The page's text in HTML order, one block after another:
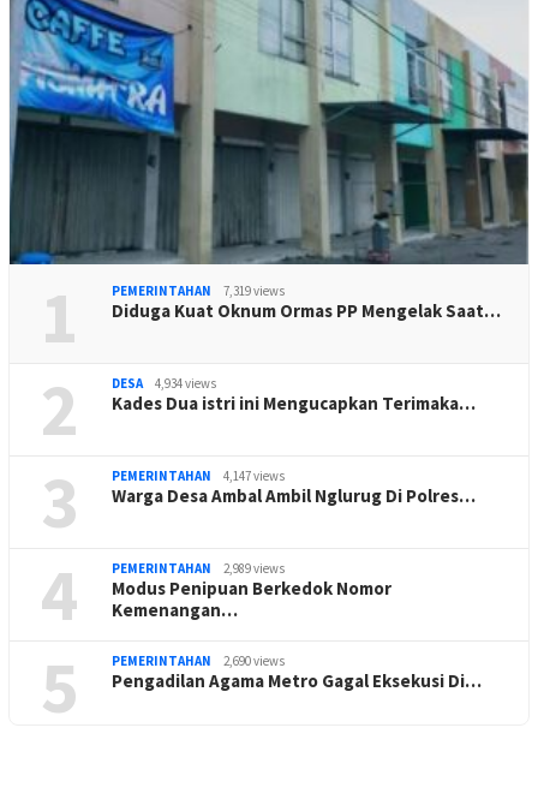
1 PEMERINTAHAN 7,319 views
Diduga Kuat Oknum Ormas PP Mengelak Saat…
2 DESA 4,934 views
Kades Dua istri ini Mengucapkan Terimaka…
3 PEMERINTAHAN 4,147 views
Warga Desa Ambal Ambil Nglurug Di Polres…
4 PEMERINTAHAN 2,989 views
Modus Penipuan Berkedok Nomor
Kemenangan…
5 PEMERINTAHAN 2,690 views
Pengadilan Agama Metro Gagal Eksekusi Di…